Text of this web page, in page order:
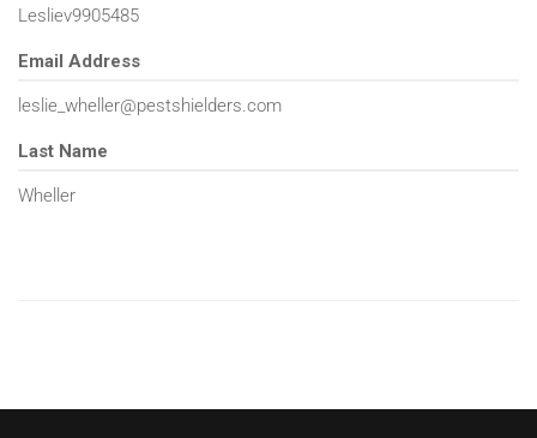
Lesliev9905485
Email Address
leslie_wheller@pestshielders.com
Last Name
Wheller